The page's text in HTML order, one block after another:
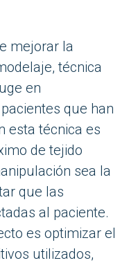
mejorar la
técnica
en
que han
esta técnica es
de tejido
sea la
que las
al paciente.
es optimizar el
utilizados,